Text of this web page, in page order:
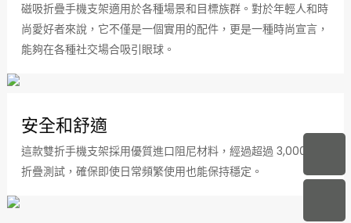
磁吸折疊手機支架適用於各種場景和目標族群。對於年輕人和時
尚愛好者來說，它不僅是一個實用的配件，更是一種時尚宣言，
能夠在各種社交場合吸引眼球。
安全和舒適
這款雙折手機支架採用優質進口阻尼材料，經過超過 3,000 次
折疊測試，確保即使日常頻繁使用也能保持穩定。